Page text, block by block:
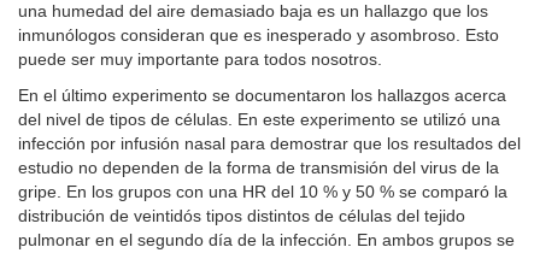
una humedad del aire demasiado baja es un hallazgo que los
inmunólogos consideran que es inesperado y asombroso. Esto
puede ser muy importante para todos nosotros.
En el último experimento se documentaron los hallazgos acerca
del nivel de tipos de células. En este experimento se utilizó una
infección por infusión nasal para demostrar que los resultados del
estudio no dependen de la forma de transmisión del virus de la
gripe. En los grupos con una HR del 10 % y 50 % se comparó la
distribución de veintidós tipos distintos de células del tejido
pulmonar en el segundo día de la infección. En ambos grupos se